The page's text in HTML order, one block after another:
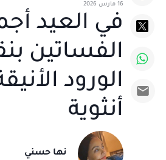
16 مارس 2026
في العيد
الفساتين
الورود
أنثوية
نها حسني